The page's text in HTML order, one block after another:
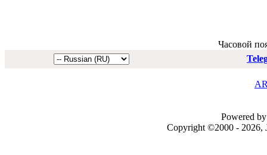
Часовой
Powered
Copyright ©2000 - 2026,